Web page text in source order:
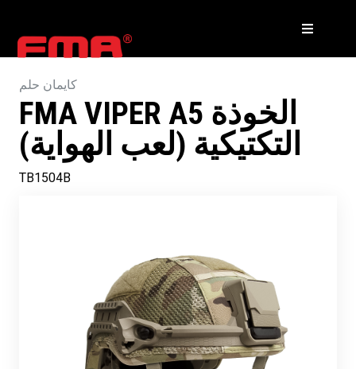
كايمان حلم
FMA VIPER A5 الخوذة
التكتيكية (لعب الهواية)
TB1504B